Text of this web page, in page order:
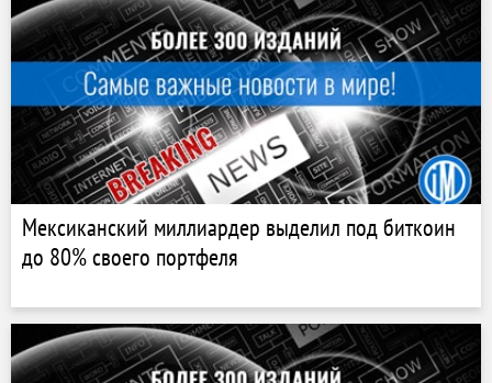
Мексиканский миллиардер выделил под биткоин
до 80% своего портфеля